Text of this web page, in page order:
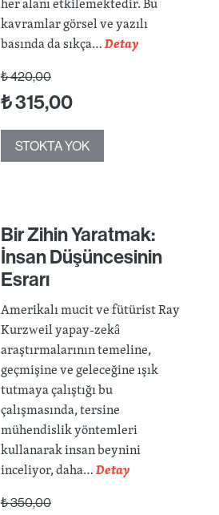
kavramlar görsel ve yazılı
basında da sıkça…Detay
₺420,00
₺315,00
STOKTA YOK
Bir Zihin Yaratmak:
İnsan Düşüncesinin
Esrarı
Amerikalı mucit ve fütürist Ray
Kurzweil yapay-zekâ
araştırmalarının temeline,
geçmişine ve geleceğine ışık
tutmaya çalıştığı bu
çalışmasında, tersine
mühendislik yöntemleri
kullanarak insan beynini
inceliyor, daha…Detay
₺350,00